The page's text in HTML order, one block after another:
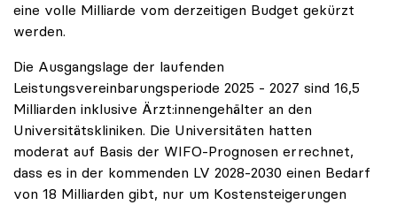
eine volle Milliarde vom derzeitigen Budget gekürzt
werden.
Die Ausgangslage der laufenden
Leistungsvereinbarungsperiode 2025 - 2027 sind 16,5
Milliarden inklusive Ärzt:innengehälter an den
Universitätskliniken. Die Universitäten hatten
moderat auf Basis der WIFO-Prognosen errechnet,
dass es in der kommenden LV 2028-2030 einen Bedarf
von 18 Milliarden gibt, nur um Kostensteigerungen